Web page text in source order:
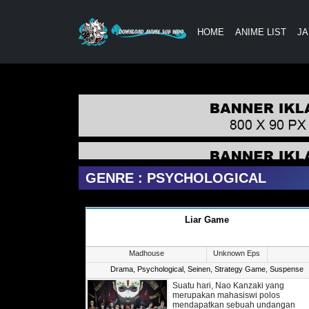
HOME ANIME LIST
GENRE : PSYCHOLOGICAL
Liar Game
Madhouse
Unknown Eps
Drama Psychological Seinen Strategy Game Suspense
Suatu hari, Nao Kanzaki yang
merupakan mahasiswi polos
mendapatkan sebuah undangan